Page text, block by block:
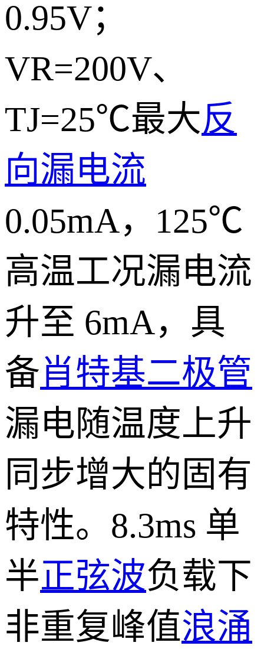
0.95V；
VR=200V、
TJ=25℃最大反
向漏电流
0.05mA，125℃
高温工况漏电流
升至 6mA，具
备肖特基二极管
漏电随温度上升
同步增大的固有
特性。8.3ms 单
半正弦波负载下
非重复峰值浪涌